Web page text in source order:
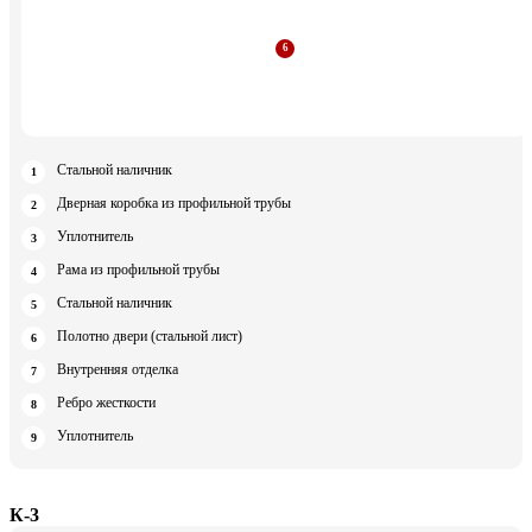
Стальной наличник
Дверная коробка из профильной трубы
Уплотнитель
Рама из профильной трубы
Стальной наличник
Полотно двери (стальной лист)
Внутренняя отделка
Ребро жесткости
Уплотнитель
К-3